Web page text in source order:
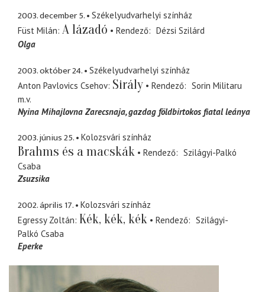
2003. december 5.
Székelyudvarhelyi színház
Füst Milán A lázadó Rendező
Dézsi Szilárd
Olga
2003. október 24.
Székelyudvarhelyi színház
Anton Pavlovics Csehov Sirály Rendező
Sorin Militaru
m.v.
Nyina Mihajlovna Zarecsnaja gazdag földbirtokos fiatal leánya
2003. június 25. Kolozsvári színház
Brahms és a macskák Rendező
Szilágyi-Palkó
Csaba
Zsuzsika
2002. április 17.
Kolozsvári színház
Egressy Zoltán Kék, kék, kék Rendező
Szilágyi-
Palkó Csaba
Eperke